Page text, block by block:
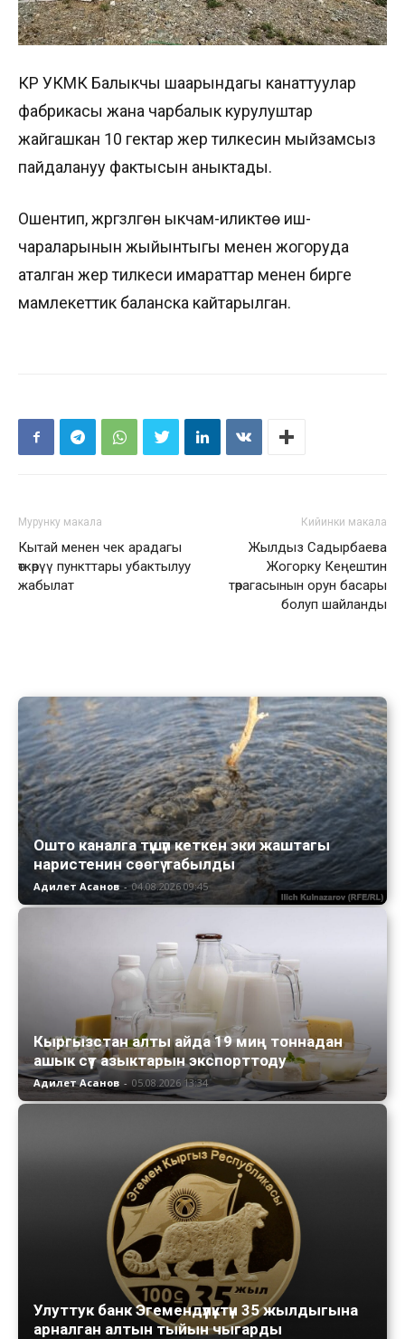
КР УКМК Балыкчы шаарындагы канаттуулар
фабрикасы жана чарбалык курулуштар
жайгашкан 10 гектар жер тилкесин мыйзамсыз
пайдалануу фактысын аныктады.
Ошентип, жүргүзүлгөн ыкчам-иликтөө иш-
чараларынын жыйынтыгы менен жогоруда
аталган жер тилкеси имараттар менен бирге
мамлекеттик баланска кайтарылган.
Мурунку макала
Кытай менен чек арадагы
өткөрүү пункттары убактылуу
жабылат
Кийинки макала
Жылдыз Садырбаева
Жогорку Кеңештин
төрагасынын орун басары
болуп шайланды
Ошто каналга түшүп кеткен эки жаштагы
наристенин сөөгү табылды
Адилет Асанов - 04.08.2026 09:45
Кыргызстан алты айда 19 миң тоннадан
ашык сүт азыктарын экспорттоду
Адилет Асанов - 05.08.2026 13:34
Улуттук банк Эгемендүүлүктүн 35 жылдыгына
арналган алтын тыйын чыгарды